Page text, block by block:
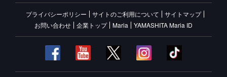
プライバシーポリシー サイトのご利用について
サイトマップ
お問い合わせ
企業トップ Maria YAMASHITA Maria ID